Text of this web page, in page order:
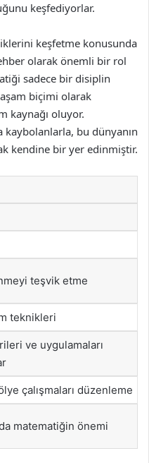
keşfediyorlar.
keşfetme konusunda
olarak önemli bir rol
sadece bir disiplin
biçimi olarak
kaynağı oluyor.
bu dünyanın
kendine bir yer edinmiştir.
teşvik etme
teknikleri
ve uygulamaları
çalışmaları düzenleme
matematiğin önemi